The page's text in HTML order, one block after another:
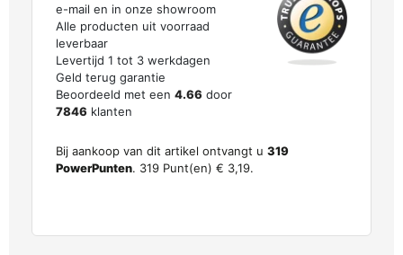
e-mail en in onze showroom
Alle producten uit voorraad
leverbaar
Levertijd 1 tot 3 werkdagen
Geld terug garantie
Beoordeeld met een 4.66 door
7846 klanten
Bij aankoop van dit artikel ontvangt u 319
PowerPunten. 319 Punt(en) € 3,19.